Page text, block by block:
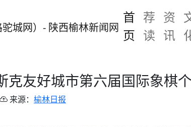
首
页
荐
读
资
讯
克友好城市第六届国际象棋
来源： 榆林日报